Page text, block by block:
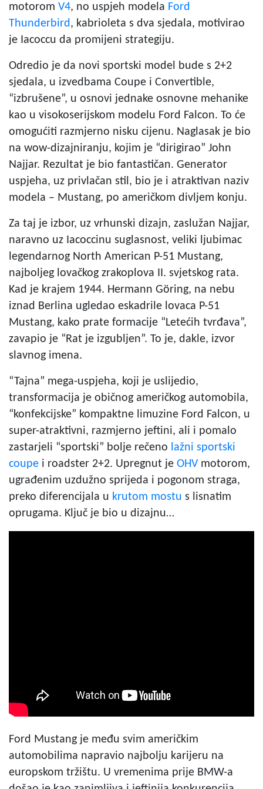
motorom V4, no uspjeh modela Ford
Thunderbird , kabrioleta s dva sjedala, motivirao
je Iacoccu da promijeni strategiju.
Odredio je da novi sportski model bude s 2+2
sjedala, u izvedbama Coupe i Convertible,
“izbrušene”, u osnovi jednake osnovne mehanike
kao u visokoserijskom modelu Ford Falcon. To će
omogućiti razmjerno nisku cijenu. Naglasak je bio
na wow-dizajniranju, kojim je “dirigirao” John
Najjar. Rezultat je bio fantastičan. Generator
uspjeha, uz privlačan stil, bio je i atraktivan naziv
modela – Mustang, po američkom divljem konju.
Za taj je izbor, uz vrhunski dizajn, zaslužan Najjar,
naravno uz Iacoccinu suglasnost, veliki ljubimac
legendarnog North American P-51 Mustang,
najboljeg lovačkog zrakoplova II. svjetskog rata.
Kad je krajem 1944. Hermann Göring, na nebu
iznad Berlina ugledao eskadrile lovaca P-51
Mustang, kako prate formacije “Letećih tvrđava”,
zavapio je “Rat je izgubljen”. To je, dakle, izvor
slavnog imena.
“Tajna” mega-uspjeha, koji je uslijedio,
transformacija je običnog američkog automobila,
“konfekcijske” kompaktne limuzine Ford Falcon, u
super-atraktivni, razmjerno jeftini, ali i pomalo
zastarjeli “sportski” bolje rečeno lažni sportski
coupe i roadster 2+2. Upregnut je OHV motorom,
ugrađenim uzdužno sprijeda i pogonom straga,
preko diferencijala u krutom mostu s lisnatim
oprugama. Ključ je bio u dizajnu…
Ford Mustang je među svim američkim
automobilima napravio najbolju karijeru na
europskom tržištu. U vremenima prije BMW-a